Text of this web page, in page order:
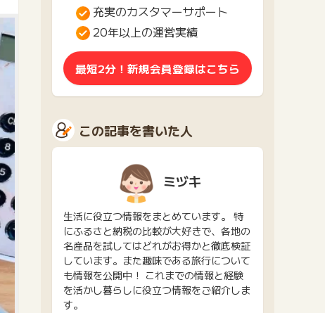
充実のカスタマーサポート
20年以上の運営実績
最短2分！新規会員登録はこちら
この記事を書いた人
ミヅキ
生活に役立つ情報をまとめています。 特
にふるさと納税の比較が大好きで、各地の
名産品を試してはどれがお得かと徹底検証
しています。また趣味である旅行について
も情報を公開中！ これまでの情報と経験
を活かし暮らしに役立つ情報をご紹介しま
す。